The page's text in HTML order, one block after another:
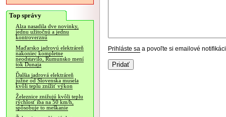
Top správy
Alza nasadila dve novinky,
jednu užitočnú a jednu
kontroverznú
Maďarsko jadrovú elektráreň
nakoniec kompletne
neodstavilo, Rumunsko mení
tok Dunaja
Ďalšia jadrová elektráreň
južne od Slovenska musela
kvôli teplu znížiť výkon
Železnice znižujú kvôli teplu
rýchlosť iba na 50 km/h,
spôsobuje to meškanie
Prihláste sa a povoľte si emailové